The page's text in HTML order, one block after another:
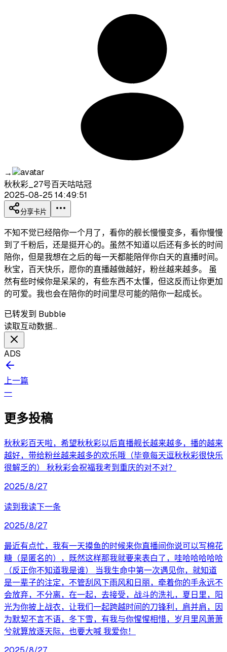
→
秋秋彩_27号百天咕咕冠
2025-08-25 14:49:51
分享卡片
不知不觉已经陪你一个月了，看你的舰长慢慢变多，看你慢慢
到了千粉后，还是挺开心的。虽然不知道以后还有多长的时间
陪你，但是我想在之后的每一天都能陪伴你白天的直播时间。
秋宝，百天快乐，愿你的直播越做越好，粉丝越来越多。 虽
然有些时候你是呆呆的，有些东西不太懂，但这反而让你更加
的可爱。我也会在陪你的时间里尽可能的陪你一起成长。
已转发到 Bubble
读取互动数据…
ADS
上一篇
一
更多投稿
秋秋彩百天啦，希望秋秋彩以后直播舰长越来越多，播的越来
越好，带给粉丝越来越多的欢乐哦（毕竟每天逗秋秋彩很快乐
很解乏的） 秋秋彩会祝福我考到重庆的对不对？
2025/8/27
读到我读下一条
2025/8/27
最近有点忙，我有一天摸鱼的时候来你直播间你说可以写棉花
糖（是匿名的），既然这样那我就要来表白了，哇哈哈哈哈哈
（反正你不知道我是谁） 当我生命中第一次遇见你，就知道
是一辈子的注定，不管刮风下雨风和日丽，牵着你的手永远不
会放弃，不分离，在一起，去接受，战斗的洗礼，夏日里，阳
光为你披上战衣，让我们一起跨越时间的刀锋利，肩并肩，因
为默契不言不语，冬下雪，有我与你惺惺相惜，岁月里风萧萧
兮就算放逐天际，也要大喊 我爱你！